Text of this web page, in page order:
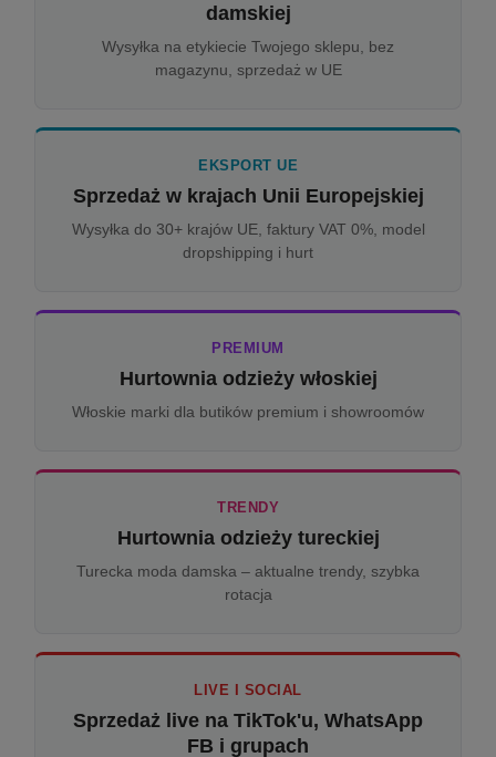
damskiej
Wysyłka na etykiecie Twojego sklepu, bez
magazynu, sprzedaż w UE
EKSPORT UE
Sprzedaż w krajach Unii Europejskiej
Wysyłka do 30+ krajów UE, faktury VAT 0%, model
dropshipping i hurt
PREMIUM
Hurtownia odzieży włoskiej
Włoskie marki dla butików premium i showroomów
TRENDY
Hurtownia odzieży tureckiej
Turecka moda damska – aktualne trendy, szybka
rotacja
LIVE I SOCIAL
Sprzedaż live na TikTok'u, WhatsApp
FB i grupach